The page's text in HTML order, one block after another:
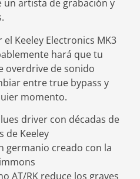
un artista de grabación y
Keeley Electronics MK3
hará que tu
overdrive de sonido
entre true bypass y
momento.
driver con décadas de
de Keeley
germanio creado con la
AT/RK reduce los graves